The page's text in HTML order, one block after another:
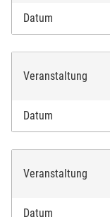
Datum
Veranstaltung
Datum
Veranstaltung
Datum